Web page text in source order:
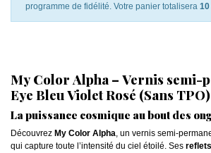
programme de fidélité. Votre panier totalisera 10
My Color Alpha – Vernis semi-
Eye Bleu Violet Rosé (Sans TPO)
La puissance cosmique au bout des
Découvrez My Color Alpha, un vernis semi-
qui capture toute l’intensité du ciel étoilé. Ses